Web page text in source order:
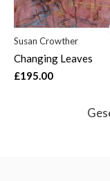
Susan Crowther
Changing Leaves
£195.00